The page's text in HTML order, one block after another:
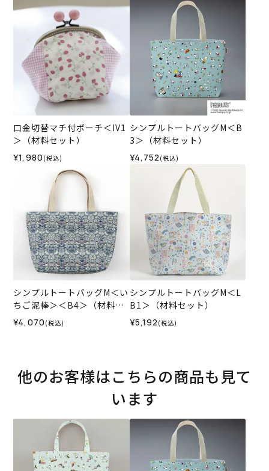
口金切替マチ付ポーチ＜IV1
＞（材料セット）
¥1,980 (税込)
シンプルトートバッグM＜B
3＞（材料セット）
¥4,752 (税込)
シンプルトートバッグM＜い
ちご泥棒＞＜B4＞（材料セ
ット）
¥4,070 (税込)
シンプルトートバッグM＜L
B1＞（材料セット）
¥5,192 (税込)
他のお客様はこちらの商品も見て
います